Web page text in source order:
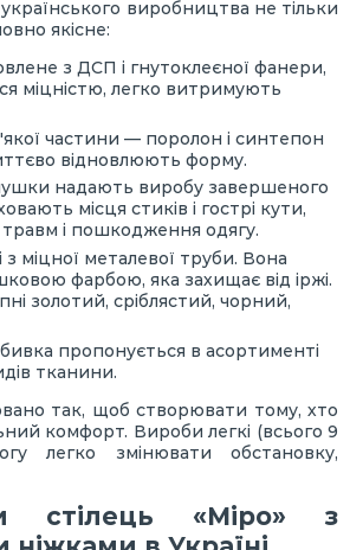
виробництва не тільки
якісне:
з ДСП і гнутоклеєної фанери,
міцністю, легко витримують
частини — поролон і синтепон
відновлюють форму.
надають виробу завершеного
місця стиків і гострі кути,
травм і пошкодження одягу.
з міцної металевої труби. Вона
фарбою, яка захищає від іржі.
золотий, сріблястий, чорний,
пропонується в асортименті
тканини.
так, щоб створювати тому, хто
комфорт. Вироби легкі (всього 9
легко змінювати обстановку,
стілець «Міро» з